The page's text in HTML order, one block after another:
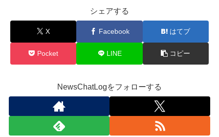
シェアする
X Facebook はてブ
Pocket LINE コピー
NewsChatLogをフォローする